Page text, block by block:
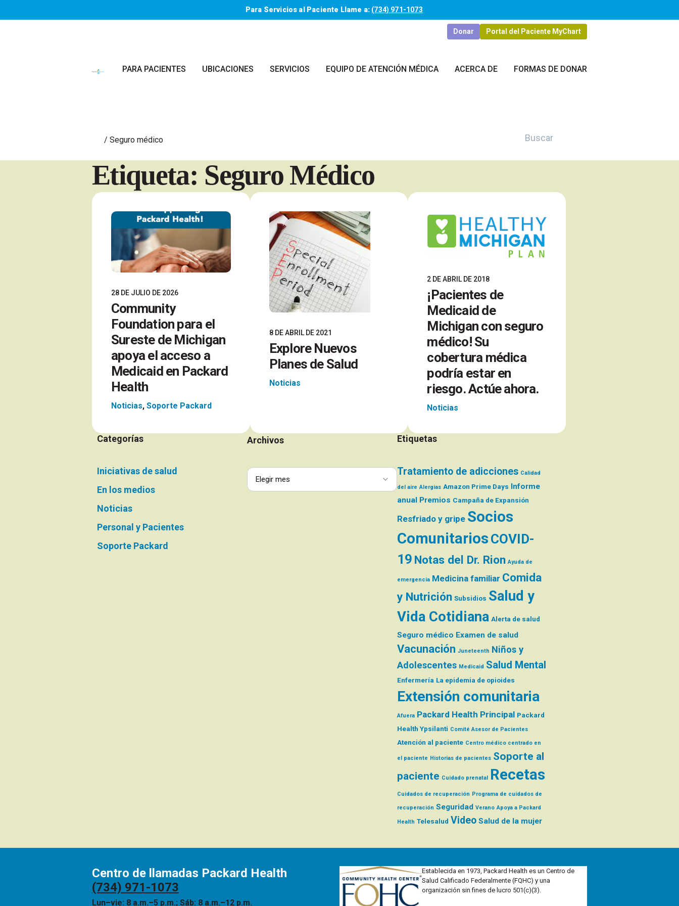
Para Servicios al Paciente Llame a: (734) 971-1073
Donar Portal del Paciente MyChart
PARA PACIENTES UBICACIONES SERVICIOS EQUIPO DE ATENCIÓN MÉDICA ACERCA DE FORMAS DE DONAR
/ Seguro médico
Etiqueta: Seguro Médico
28 DE JULIO DE 2026
Community
Foundation para el
Sureste de Michigan
apoya el acceso a
Medicaid en Packard
Health
Noticias, Soporte Packard
8 DE ABRIL DE 2021
Explore Nuevos
Planes de Salud
Noticias
2 DE ABRIL DE 2018
¡Pacientes de
Medicaid de
Michigan con seguro
médico! Su
cobertura médica
podría estar en
riesgo. Actúe ahora.
Noticias
Categorías
Iniciativas de salud
En los medios
Noticias
Personal y Pacientes
Soporte Packard
Archivos Etiquetas
Tratamiento de adicciones Calidad
del aire Alergias Amazon Prime Days Informe
anual Premios Campaña de Expansión
Resfriado y gripe Socios
Comunitarios COVID-
19 Notas del Dr. Rion Ayuda de
emergencia Medicina familiar Comida
y Nutrición Subsidios Salud y
Vida Cotidiana Alerta de salud
Seguro médico Examen de salud
Vacunación Juneteenth Niños y
Adolescentes Medicaid Salud Mental
Enfermería La epidemia de opioides
Extensión comunitaria
Afuera Packard Health Principal Packard
Health Ypsilanti Comité Asesor de Pacientes
Atención al paciente Centro médico centrado en
el paciente Historias de pacientes Soporte al
paciente Cuidado prenatal Recetas
Cuidados de recuperación Programa de cuidados de
recuperación Seguridad Verano Apoya a Packard
Health Telesalud Video Salud de la mujer
Centro de llamadas Packard Health
(734) 971-1073
Lun–vie: 8 a.m.–5 p.m.; Sáb: 8 a.m.–12 p.m.
Establecida en 1973, Packard Health es un Centro de
Salud Calificado Federalmente (FQHC) y una
organización sin fines de lucro 501(c)(3).